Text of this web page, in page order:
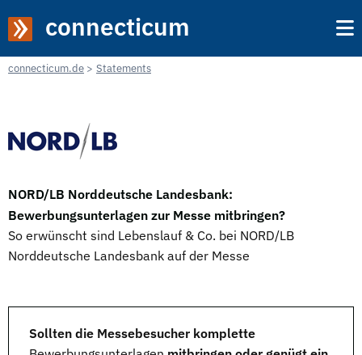
connecticum
connecticum.de Statements
NORD/LB Norddeutsche Landesbank:
Bewerbungsunterlagen zur Messe mitbringen?
So erwünscht sind Lebenslauf & Co. bei NORD/LB
Norddeutsche Landesbank auf der Messe
Sollten die Messebesucher komplette